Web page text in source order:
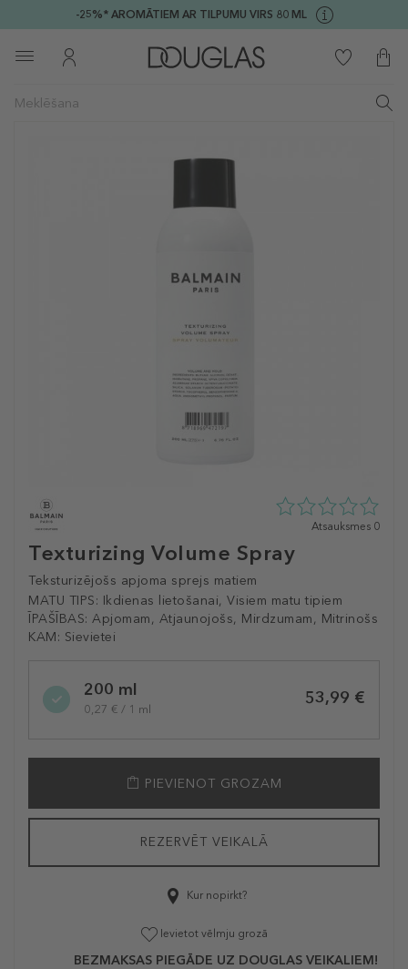
-25%* AROMĀTIEM AR TILPUMU VIRS 80 ML
Texturizing Volume Spray
Teksturizējošs apjoma sprejs matiem
MATU TIPS: Ikdienas lietošanai, Visiem matu tipiem
ĪPAŠĪBAS: Apjomam, Atjaunojošs, Mirdzumam, Mitrinošs
KAM: Sievietei
0
0
atsauksmēm
Atsauksmes 0
variation200 ml
0,27 € / 1 ml
53,99 €
PIEVIENOT GROZAM
REZERVĒT VEIKALĀ
Kur nopirkt?
Ievietot vēlmju grozā
BEZMAKSAS PIEGĀDE UZ DOUGLAS VEIKALIEM!